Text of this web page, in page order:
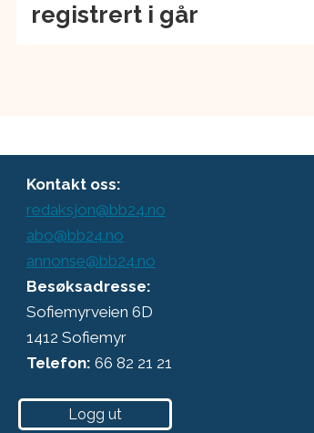
registrert i går
Kontakt oss:
redaksjon@bb24.no
abo@bb24.no
annonse@bb24.no
Besøksadresse:
Sofiemyrveien 6D
1412 Sofiemyr
Telefon: 66 82 21 21
Logg ut